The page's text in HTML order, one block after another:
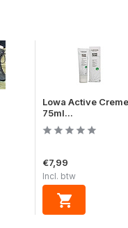
Lowa Active Creme
75ml...
€7,99
Incl. btw